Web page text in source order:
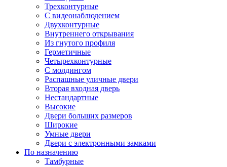
Трехконтурные
С видеонаблюдением
Двухконтурные
Внутреннего открывания
Из гнутого профиля
Герметичные
Четырехконтурные
С молдингом
Распашные уличные двери
Вторая входная дверь
Нестандартные
Высокие
Двери больших размеров
Широкие
Умные двери
Двери с электронными замками
По назначению
Тамбурные